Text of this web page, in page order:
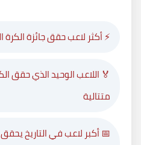
⚡ أكثر لاعب حقق جائزة الكرة
متتالية
📅 أكبر لاعب في التاريخ